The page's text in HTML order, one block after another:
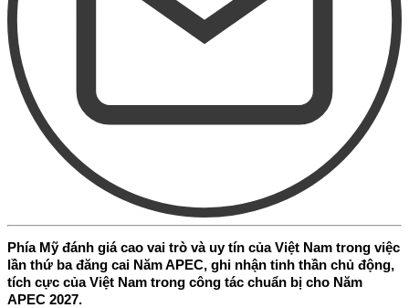
Phía Mỹ đánh giá cao vai trò và uy tín của Việt Nam trong việc
lần thứ ba đăng cai Năm APEC, ghi nhận tinh thần chủ động,
tích cực của Việt Nam trong công tác chuẩn bị cho Năm
APEC 2027.